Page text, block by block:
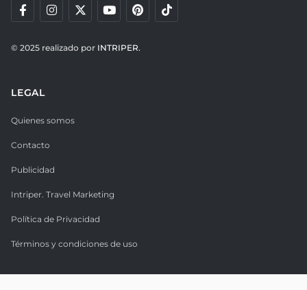
© 2025 realizado por INTRIPER.
LEGAL
Quienes somos
Contacto
Publicidad
Intriper. Travel Marketing
Política de Privacidad
Términos y condiciones de uso